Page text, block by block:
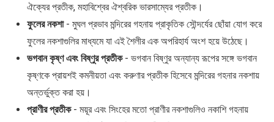
ঐক্যের প্রতীক, মহাবিশ্বের ঐশ্বরিক ভারসাম্যের প্রতীক।
ফুলের নকশা - মুঘল প্রভাব মন্দিরের গহনায় প্রাকৃতিক সৌন্দর্যের ছোঁয়া যোগ করে
ফুলের নকশাগুলির মাধ্যমে যা এই শৈলীর এক অপরিহার্য অংশ হয়ে উঠেছে।
ভগবান কৃষ্ণ এবং বিষ্ণুর প্রতীক- ভগবান বিষ্ণুর অন্যান্য রূপের সঙ্গে ভগবান
কৃষ্ণকে প্রায়শই কমনীয়তা এবং করুণার প্রতীক হিসেবে মন্দিরের গহনার নকশায়
অন্তর্ভুক্ত করা হয়।
প্রাণীর প্রতীক - ময়ূর এবং সিংহের মতো প্রাণীর নকশাগুলিও নকাশি গহনায়